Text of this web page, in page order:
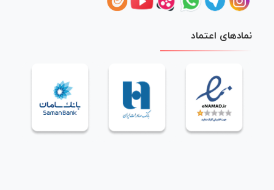
نمادهای اعتماد